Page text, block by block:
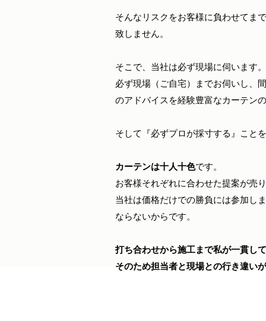
そんなリスクをお客様に負わせてま
致しません。
そこで、当社は必ず現場に伺います
必ず現場（ご自宅）までお伺いし、
のアドバイスを経験豊富なカーテン
そして『必ずプロが採寸する』こと
​カーテンは十人十色です。
お客様それぞれに合わせた提案が売
当社は価格だけでの勝負には参加し
ならないからです。
打ち合わせから施工まで私が一貫し
そのため担当者と現場との行き違い